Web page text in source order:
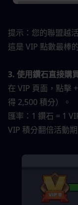
提示：您的聯盟越
這是 VIP 點數最棒
3. 使用鑽石直接購
在 VIP 頁面，點擊
得 2,500 積分）。
匯率：1 鑽石 = 1
VIP 積分翻倍活動